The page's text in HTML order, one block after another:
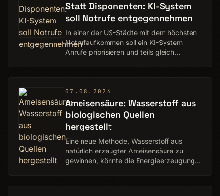
Statt Disponenten: KI-System
soll Notrufe entgegennehmen
In einer der US-Städte mit dem höchsten
Notrufaufkommen soll ein KI-System
Anrufe priorisieren und teils gleich
07.08.2026
Ameisensäure: Wasserstoff aus
biologischen Quellen
hergestellt
Eine neue Methode, Wasserstoff aus
natürlich erzeugter Ameisensäure zu
gewinnen, könnte die Energieerzeugung